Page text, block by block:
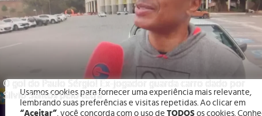
O gol do Paulo Sérgio! Ex-jogador guarda carro dado por
Silvio Santos pelo tetra
Usamos cookies para fornecer uma experiência mais relevante,
lembrando suas preferências e visitas repetidas. Ao clicar em
“Aceitar”, você concorda com o uso de TODOSos cookies.